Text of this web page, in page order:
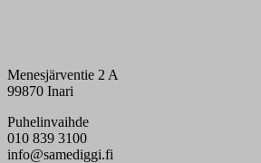
Menesjärventie 2 A
99870 Inari
Puhelinvaihde
010 839 3100
info@samediggi.fi